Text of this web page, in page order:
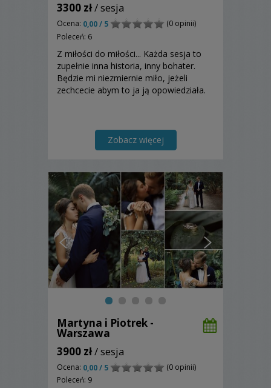
3300 zł/ sesja
Ocena: 0,00 / 5
(0 opinii)
Poleceń: 6
Z miłości do miłości... Każda sesja to
zupełnie inna historia, inny bohater.
Będzie mi niezmiernie miło, jeżeli
zechcecie abym to ja ją opowiedziała.
Zobacz więcej
Martyna i Piotrek -
Warszawa
3900 zł/ sesja
Ocena: 0,00 / 5
(0 opinii)
Poleceń: 9